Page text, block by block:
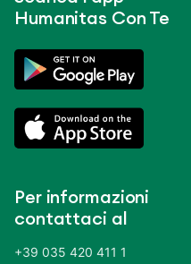
Humanitas Con Te
Per informazioni
contattaci al
+39 035 420 411 1